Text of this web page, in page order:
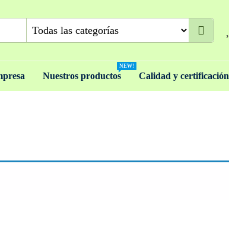
Nuestros productos
NEW!
Calidad y certificación